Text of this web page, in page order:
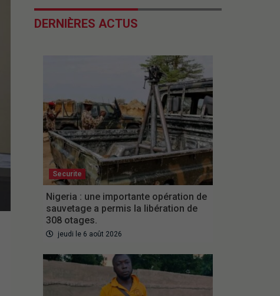
DERNIÈRES ACTUS
Securite
Nigeria : une importante opération de
sauvetage a permis la libération de
308 otages.
jeudi le 6 août 2026